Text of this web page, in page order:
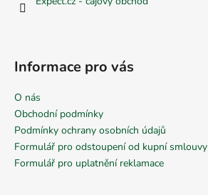
Informace pro vás
O nás
Obchodní podmínky
Podmínky ochrany osobních údajů
Formulář pro odstoupení od kupní smlouvy
Formulář pro uplatnění reklamace